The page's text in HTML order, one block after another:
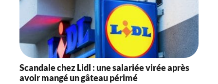
Scandale chez Lidl : une salariée virée après
avoir mangé un gâteau périmé